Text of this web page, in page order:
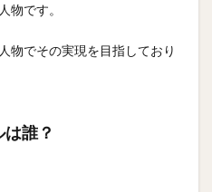
物です。
物でその実現を目指しており
誰？